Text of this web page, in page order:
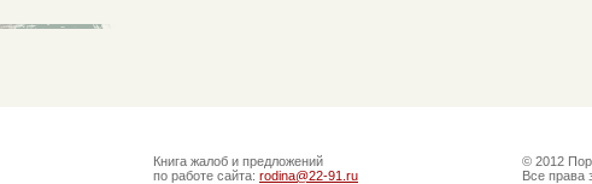
Книга жалоб и предложений
по работе сайта: rodina@22-91.ru
© 2012
Все права